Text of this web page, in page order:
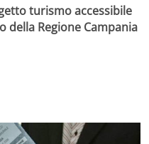
turismo accessibile
della Regione Campania